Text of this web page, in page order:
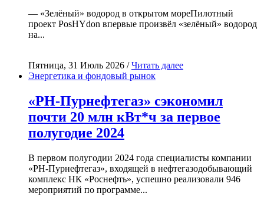
— «Зелёный» водород в открытом мореПилотный
проект PosHYdon впервые произвёл «зелёный» водород
на...
Пятница, 31 Июль 2026 /Читать далее
Энергетика и фондовый рынок
«РН-Пурнефтегаз» сэкономил
почти 20 млн кВт*ч за первое
полугодие 2024
В первом полугодии 2024 года специалисты компании
«РН-Пурнефтегаз», входящей в нефтегазодобывающий
комплекс НК «Роснефть», успешно реализовали 946
мероприятий по программе...